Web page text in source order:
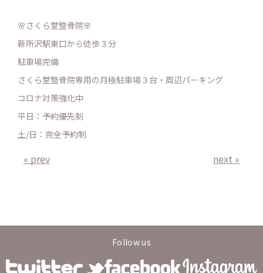
🌸さくら堂整骨院🌸
新所沢駅東口から徒歩３分
駐車場完備
さくら堂整骨院専用の月極駐車場３台・周辺パーキング
コロナ対策強化中
平日：予約優先制
土/日：完全予約制
« prev next »
Follow us